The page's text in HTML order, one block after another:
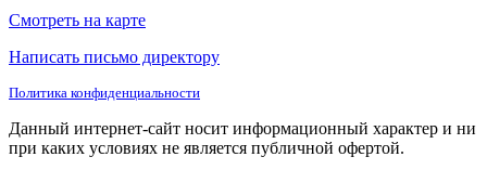
Смотреть на карте
Написать письмо директору
Политика конфиденциальности
Данный интернет-сайт носит информационный характер и ни
при каких условиях не является публичной офертой.